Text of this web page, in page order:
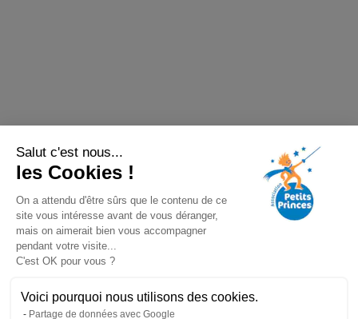
Salut c'est nous...
les Cookies !
On a attendu d'être sûrs que le contenu de ce
site vous intéresse avant de vous déranger,
mais on aimerait bien vous accompagner
pendant votre visite...
C'est OK pour vous ?
Voici pourquoi nous utilisons des cookies.
Partage de données avec Google